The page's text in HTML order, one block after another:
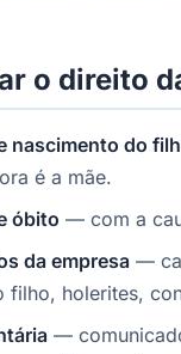
o direito
nascimento do
é a mãe.
óbito — com a
da empresa —
filho, holerites,
—